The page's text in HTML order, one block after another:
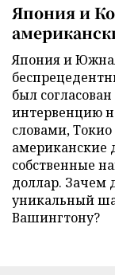
Япония и
Япония и
был
интервенцию
словами,
американские
собственные
доллар. Зачем
уникальный
Вашингтону?